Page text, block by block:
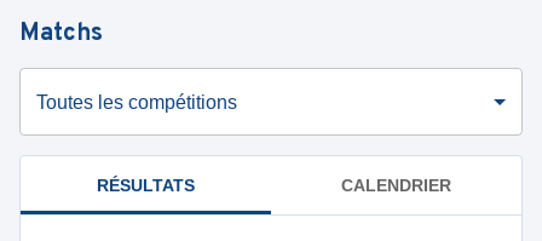
Matchs
Toutes les compétitions
RÉSULTATS CALENDRIER